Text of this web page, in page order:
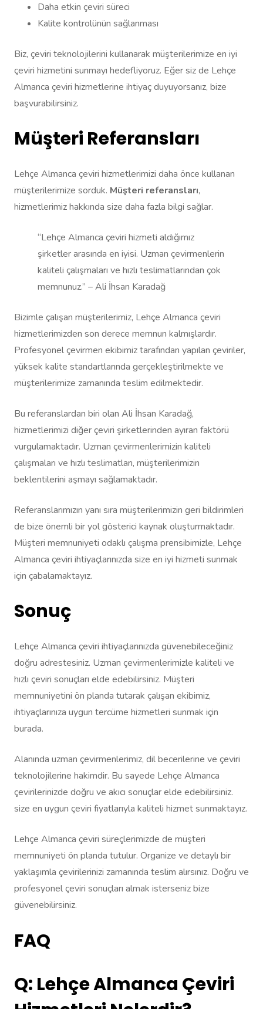
Daha etkin çeviri süreci
Kalite kontrolünün sağlanması
Biz, çeviri teknolojilerini kullanarak müşterilerimize en iyi
çeviri hizmetini sunmayı hedefliyoruz. Eğer siz de Lehçe
Almanca çeviri hizmetlerine ihtiyaç duyuyorsanız, bize
başvurabilirsiniz.
Müşteri Referansları
Lehçe Almanca çeviri hizmetlerimizi daha önce kullanan
müşterilerimize sorduk. Müşteri referansları,
hizmetlerimiz hakkında size daha fazla bilgi sağlar.
“Lehçe Almanca çeviri hizmeti aldığımız
şirketler arasında en iyisi. Uzman çevirmenlerin
kaliteli çalışmaları ve hızlı teslimatlarından çok
memnunuz.” – Ali İhsan Karadağ
Bizimle çalışan müşterilerimiz, Lehçe Almanca çeviri
hizmetlerimizden son derece memnun kalmışlardır.
Profesyonel çevirmen ekibimiz tarafından yapılan çeviriler,
yüksek kalite standartlarında gerçekleştirilmekte ve
müşterilerimize zamanında teslim edilmektedir.
Bu referanslardan biri olan Ali İhsan Karadağ,
hizmetlerimizi diğer çeviri şirketlerinden ayıran faktörü
vurgulamaktadır. Uzman çevirmenlerimizin kaliteli
çalışmaları ve hızlı teslimatları, müşterilerimizin
beklentilerini aşmayı sağlamaktadır.
Referanslarımızın yanı sıra müşterilerimizin geri bildirimleri
de bize önemli bir yol gösterici kaynak oluşturmaktadır.
Müşteri memnuniyeti odaklı çalışma prensibimizle, Lehçe
Almanca çeviri ihtiyaçlarınızda size en iyi hizmeti sunmak
için çabalamaktayız.
Sonuç
Lehçe Almanca çeviri ihtiyaçlarınızda güvenebileceğiniz
doğru adrestesiniz. Uzman çevirmenlerimizle kaliteli ve
hızlı çeviri sonuçları elde edebilirsiniz. Müşteri
memnuniyetini ön planda tutarak çalışan ekibimiz,
ihtiyaçlarınıza uygun tercüme hizmetleri sunmak için
burada.
Alanında uzman çevirmenlerimiz, dil becerilerine ve çeviri
teknolojilerine hakimdir. Bu sayede Lehçe Almanca
çevirilerinizde doğru ve akıcı sonuçlar elde edebilirsiniz.
size en uygun çeviri fiyatlarıyla kaliteli hizmet sunmaktayız.
Lehçe Almanca çeviri süreçlerimizde de müşteri
memnuniyeti ön planda tutulur. Organize ve detaylı bir
yaklaşımla çevirilerinizi zamanında teslim alırsınız. Doğru ve
profesyonel çeviri sonuçları almak isterseniz bize
güvenebilirsiniz.
FAQ
Q: Lehçe Almanca Çeviri